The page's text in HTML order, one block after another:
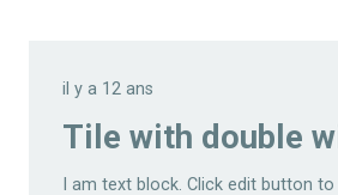
il y a 12 ans
Tile with double
I am text block. Click edit button